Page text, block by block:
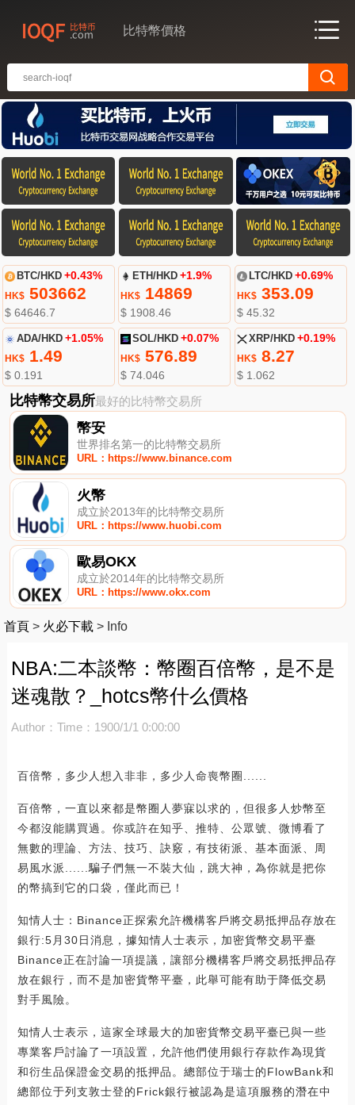
比特幣價格
BTC/HKD +0.43%
HK$503662
$ 64646.7
ETH/HKD +1.9%
HK$ 14869
$ 1908.46
LTC/HKD +0.69%
HK$353.09
$ 45.32
ADA/HKD +1.05%
HK$1.49
$ 0.191
SOL/HKD +0.07%
HK$ 576.89
$ 74.046
XRP/HKD +0.19%
HK$8.27
$ 1.062
比特幣交易所最好的比特幣交易所
幣安
世界排名第一的比特幣交易所
URL：https://www.binance.com
火幣
成立於2013年的比特幣交易所
URL：https://www.huobi.com
歐易OKX
成立於2014年的比特幣交易所
URL：https://www.okx.com
首頁 > 火必下載 > Info
NBA:二本談幣：幣圈百倍幣，是不是
迷魂散？_hotcs幣什么價格
Author： Time：1900/1/1 0:00:00
百倍幣，多少人想入非非，多少人命喪幣圈......
百倍幣，一直以來都是幣圈人夢寐以求的，但很多人炒幣至
今都沒能購買過。你或許在知乎、推特、公眾號、微博看了
無數的理論、方法、技巧、訣竅，有技術派、基本面派、周
易風水派......騙子們無一不裝大仙，跳大神，為你就是把你
的幣搞到它的口袋，僅此而已！
知情人士：Binance正探索允許機構客戶將交易抵押品存放在
銀行:5月30日消息，據知情人士表示，加密貨幣交易平臺
Binance正在討論一項提議，讓部分機構客戶將交易抵押品存
放在銀行，而不是加密貨幣平臺，此舉可能有助于降低交易
對手風險。
知情人士表示，這家全球最大的加密貨幣交易平臺已與一些
專業客戶討論了一項設置，允許他們使用銀行存款作為現貨
和衍生品保證金交易的抵押品。總部位于瑞士的FlowBank和
總部位于列支敦士登的Frick銀行被認為是這項服務的潛在中